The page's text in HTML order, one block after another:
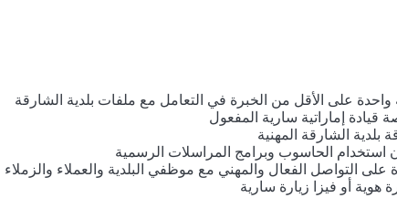
على الأقل من الخبرة في التعامل مع ملفات بلدية الشارقة
قيادة إماراتية سارية المفعول
بلدية الشارقة المهنية
استخدام الحاسوب وبرامج المراسلات الرسمية
على التواصل الفعال والمهني مع موظفي البلدية والعملاء والزملاء
هوية أو فيزا زيارة سارية